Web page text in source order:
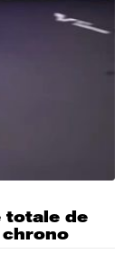
totale de